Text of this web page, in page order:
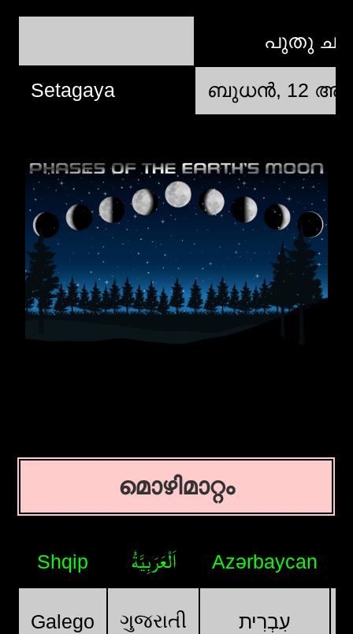
പുതു
Setagaya ബുധന്‍, 12 ആഗ
മൊഴിമാറ്റം
Shqip اَلْعَرَبِيَّةُ Azərbaycan
Galego ગુજરાતી עִבְרִית